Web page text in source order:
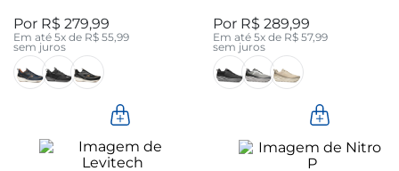
03
R$ 279,99
Em até 5x de R$ 55,99
sem juros
R$ 289,99
Em até 5x de R$ 57,99
sem juros